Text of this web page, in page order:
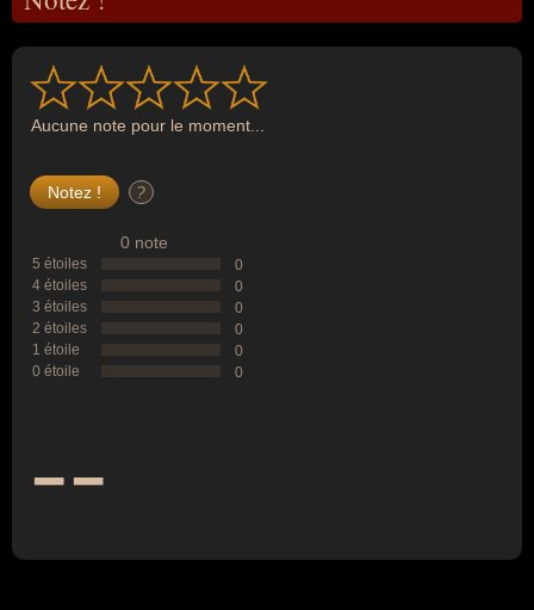
Aucune note pour le moment...
?
0 note
5 étoiles
0
4 étoiles
0
3 étoiles
0
2 étoiles
0
1 étoile
0
0 étoile
0
--